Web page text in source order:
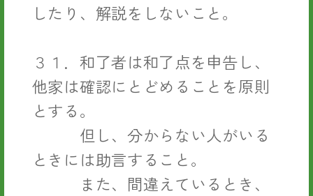
したり、解説をしないこと。
３１．和了者は和了点を申告し、
他家は確認にとどめることを原則
とする。
但し、分からない人がいる
ときには助言すること。
また、間違えているとき、